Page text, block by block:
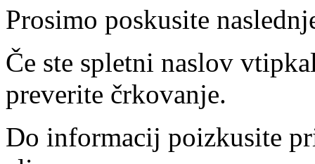
Prosimo poskusite
Če ste spletni naslov
preverite črkovanje.
Do informacij poizkusite